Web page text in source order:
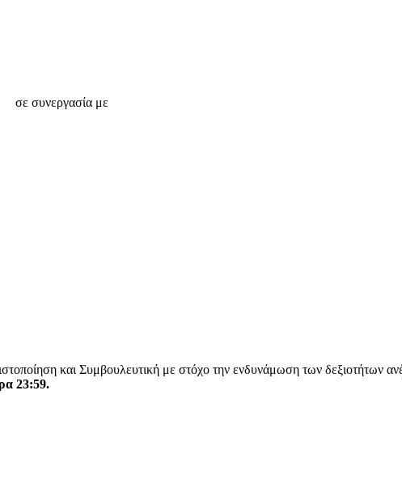
σε συνεργασία με
και Συμβουλευτική με στόχο την ενδυνάμωση των δεξιοτήτων
23:59.